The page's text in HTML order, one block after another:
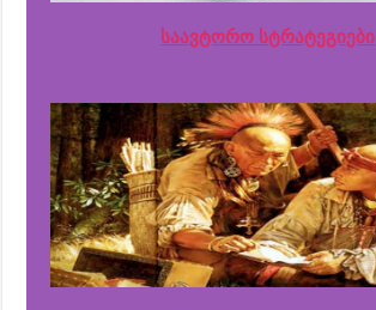
საავტორო სტრატეგიები